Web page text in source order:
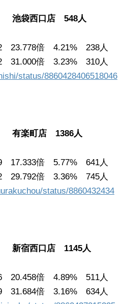
池袋西口店 548人
23.778倍 4.21% 238人
31.000倍 3.23% 310人
status/8860428406518046
有楽町店 1386人
17.333倍 5.77% 641人
29.792倍 3.36% 745人
status/8860432434
新宿西口店 1145人
20.458倍 4.89% 511人
31.684倍 3.16% 634人